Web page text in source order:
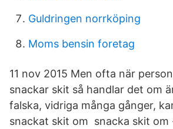
Guldringen norrköping
Moms bensin foretag
11 nov 2015 Men ofta när
snackar skit så handlar det om
falska, vidriga många gånger,
snackat skit om snacka skit om